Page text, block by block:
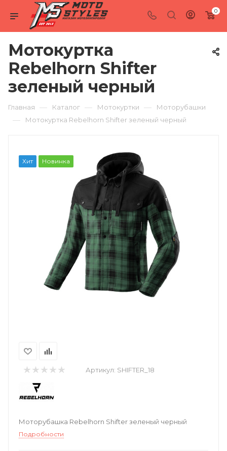
0
Мотокуртка
Rebelhorn Shifter
зеленый черный
Главная — Каталог — Мотокуртки — Моторубашки
— Мотокуртка Rebelhorn Shifter зеленый черный
Хит Новинка
Артикул: SHIFTER_18
Моторубашка Rebelhorn Shifter зеленый черный
Подробности